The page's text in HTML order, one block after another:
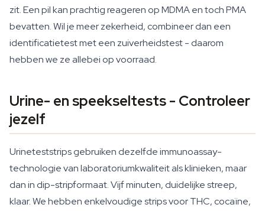
zit. Een pil kan prachtig reageren op MDMA en toch PMA
bevatten. Wil je meer zekerheid, combineer dan een
identificatietest met een zuiverheidstest - daarom
hebben we ze allebei op voorraad.
Urine- en speekseltests - Controleer
jezelf
Urineteststrips gebruiken dezelfde immunoassay-
technologie van laboratoriumkwaliteit als klinieken, maar
dan in dip-stripformaat. Vijf minuten, duidelijke streep,
klaar. We hebben enkelvoudige strips voor THC, cocaïne,